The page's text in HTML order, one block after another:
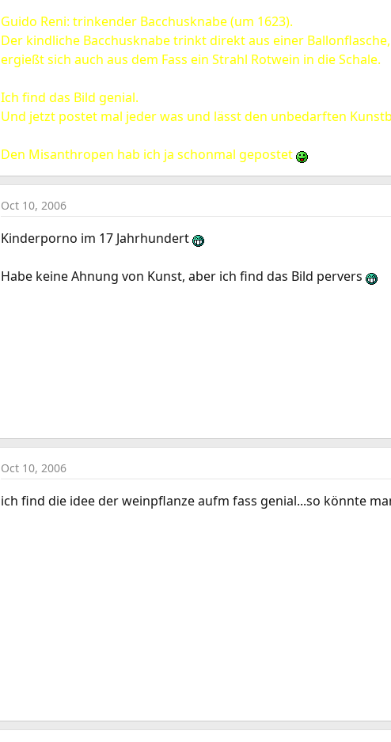
Guido Reni: trinkender Bacchusknabe (um 1623).
Der kindliche Bacchusknabe trinkt direkt aus einer
ergießt sich auch aus dem Fass ein Strahl Rotwein in die Schale.
Ich find das Bild genial.
Und jetzt postet mal jeder was und lässt den unbedarften
Den Misanthropen hab ich ja schonmal gepostet
Oct 10, 2006
Kinderporno im 17 Jahrhundert
Habe keine Ahnung von Kunst, aber ich find das Bild pervers
Oct 10, 2006
ich find die idee der weinpflanze aufm fass genial...so könnte